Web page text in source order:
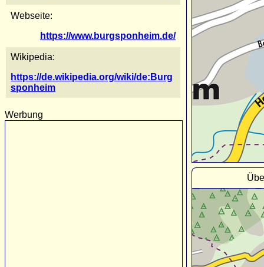
Webseite:
https://www.burgsponheim.de/
Wikipedia:
https://de.wikipedia.org/wiki/de:Burg
sponheim
Werbung